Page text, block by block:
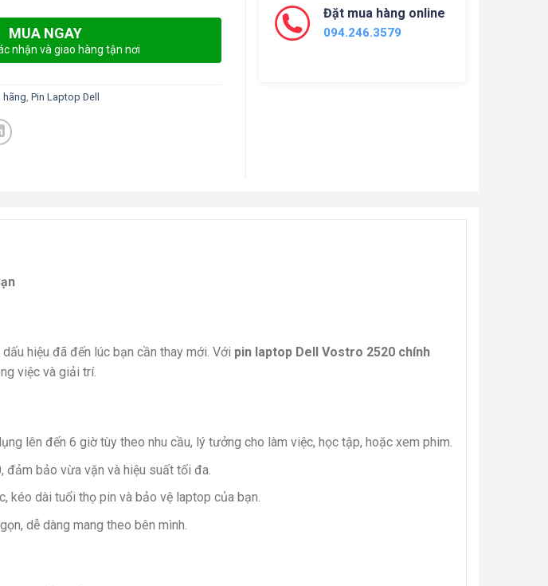
MUA NGAY
nhận và giao hàng tận nơi
hãng Pin Laptop Dell
Đặt mua hàng online
094.246.3579
hiệu đã đến lúc bạn cần thay mới. Với pin laptop Dell Vostro 2520 chính
việc và giải trí.
lên đến 6 giờ tùy theo nhu cầu, lý tưởng cho làm việc, học tập, hoặc xem phim.
bảo vừa vặn và hiệu suất tối đa.
kéo dài tuổi thọ pin và bảo vệ laptop của bạn.
dễ dàng mang theo bên mình.